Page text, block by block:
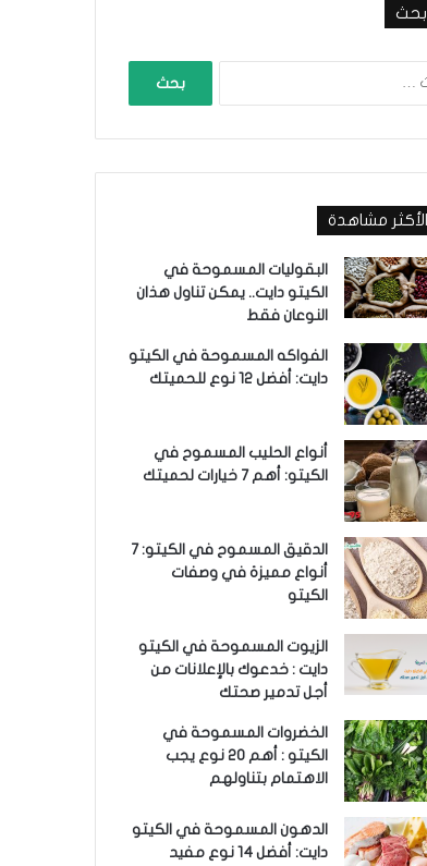
بحث
الأكثر مشاهدة
البقوليات المسموحة في
الكيتو دايت.. يمكن تناول هذان
النوعان فقط
الفواكه المسموحة في الكيتو
دايت: أفضل 12 نوع للحميتك
أنواع الحليب المسموح في
الكيتو: أهم 7 خيارات لحميتك
الدقيق المسموح في الكيتو: 7
أنواع مميزة في وصفات
الكيتو
الزيوت المسموحة في الكيتو
دايت : خدعوك بالإعلانات من
أجل تدمير صحتك
الخضروات المسموحة في
الكيتو : أهم 20 نوع يجب
الاهتمام بتناولهم
الدهون المسموحة في الكيتو
دايت: أفضل 14 نوع مفيد